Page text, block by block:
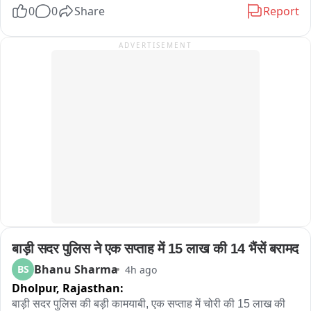
হেলমেট ছাড়া বাইক চালাতে দেখলেই সেই বাইক আরোহীর দিকে ছুটে যাচ্ছেন
যমরাজ? যে কোনও মুহূর্তে তোমার বাড়িতে পৌঁছে যেতে পারি!” এরপরই শুরু হচ্ছে
নাটকীয় পদ্ধতিতে সচেতনতার বার্তা মানুষের কাছে পৌঁছে দিলে তার প্রভাব আরও
বেশি হতে পারে। পথ নিরাপত্তা সপ্তাহে সবং ও পিংলা পুলিশের এই উদ্যোগ যেন
হাসির আড়ালে একটি কঠিন বার্তাই দিয়ে গেল হেলমেট ও সিটবেল্ট এড়িয়ে চলা মানেই
নিজের জীবনকে ঝুঁкির মুখে ঠেলে দেওয়া। তাই রাস্তায় বেরোনোর আগে নিয়ম
2023 की भर्ती प्रक्रिया की तर्ज पर भर्ती की मांग भर्ती नियमों में बदलाव नहीं
बाहर संविदा कर्मी कर रहे विरोध
0 0 Share Report
ADVERTISEMENT
बाड़ी सदर पुलिस ने एक सप्ताह में 15 लाख की 14 भैंसें बरामद
BS Bhanu Sharma 4h ago
Dholpur, Rajasthan:
बाड़ी सदर पुलिस की बड़ी कामयाबी, एक सप्ताह में चोरी की 15 लाख की